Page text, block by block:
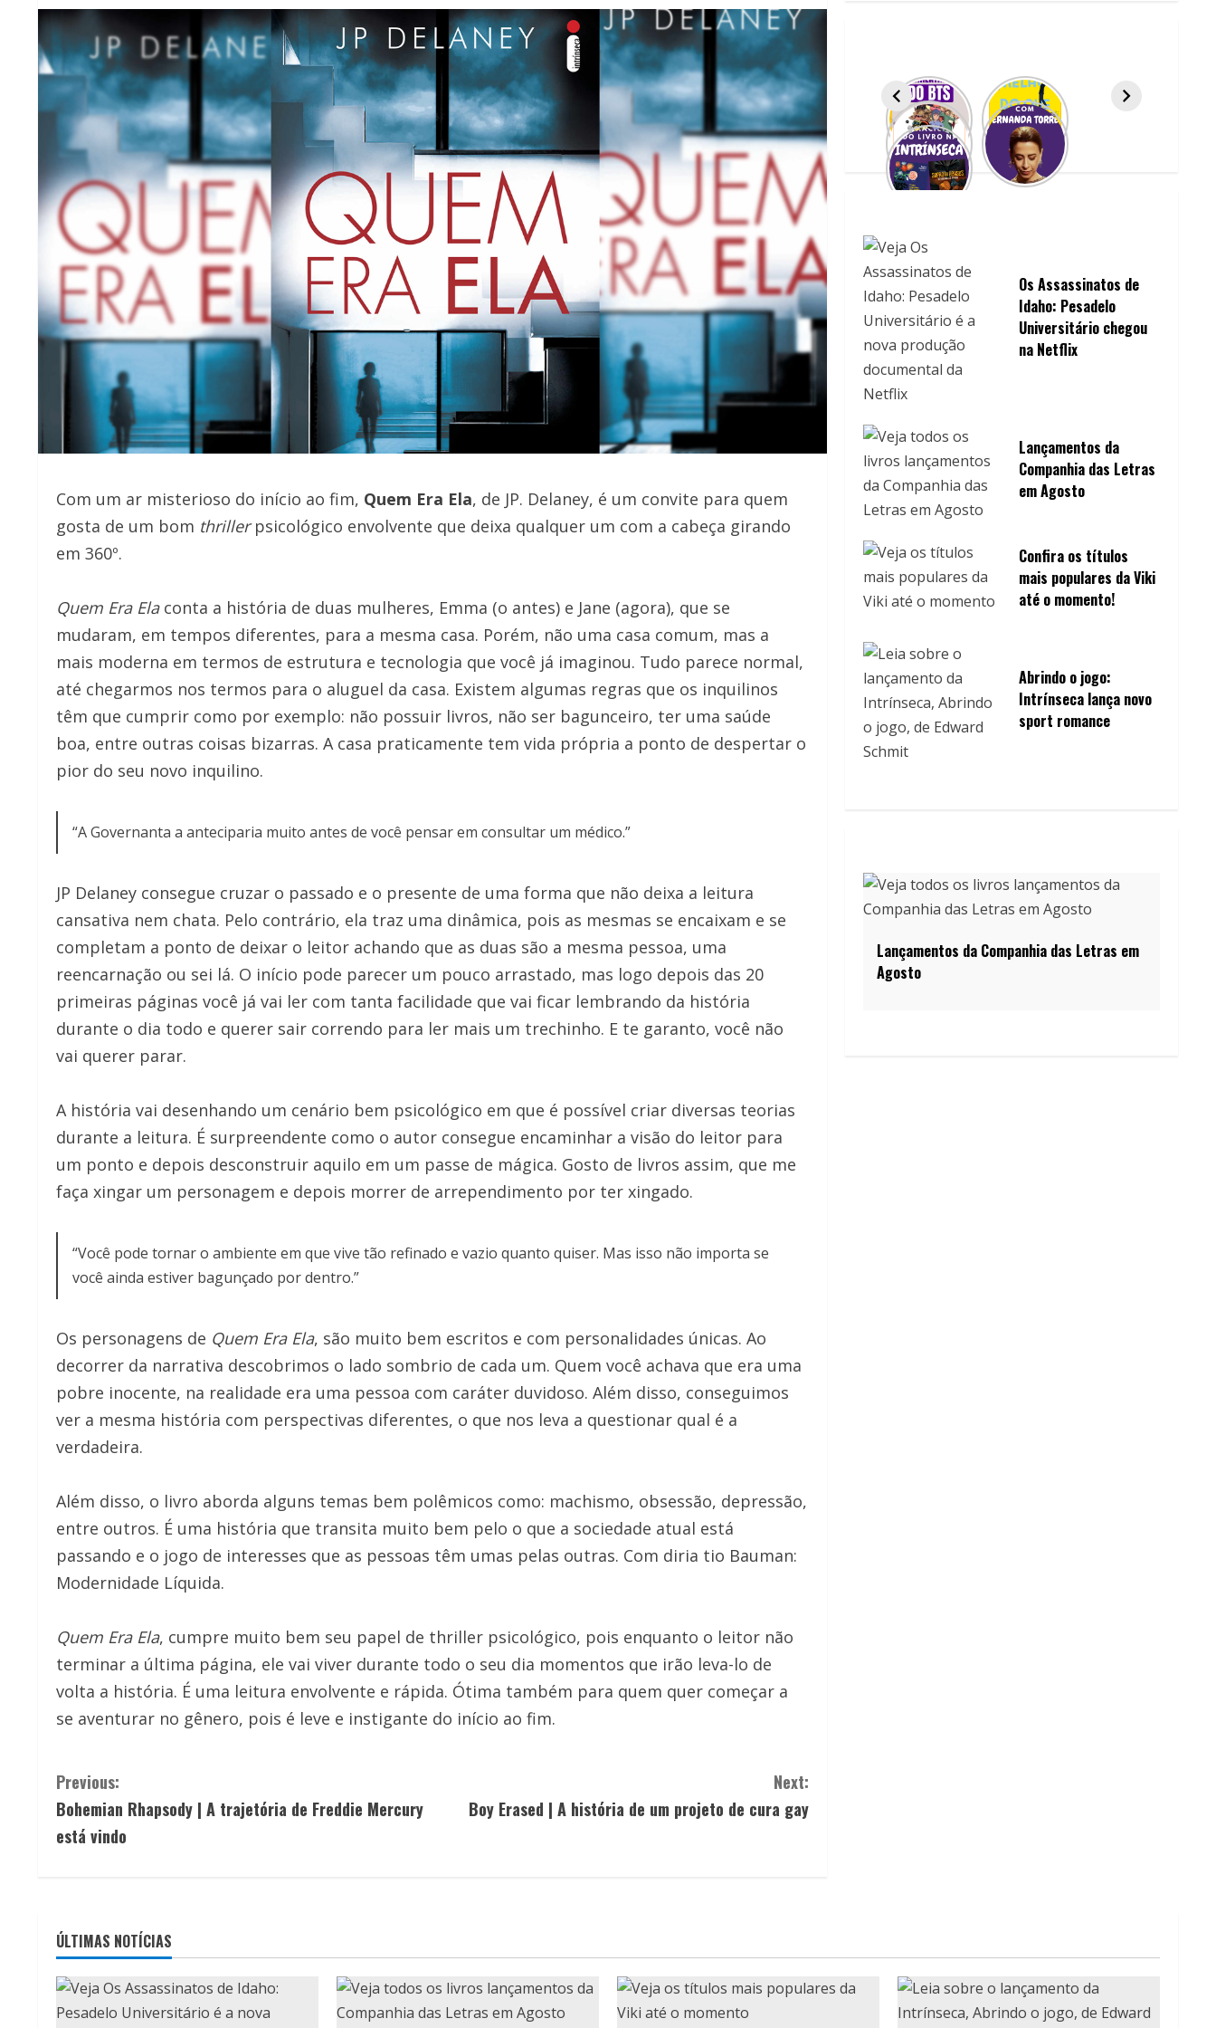
Com um ar misterioso do início ao fim, Quem Era Ela, de JP. Delaney, é um convite para quem
gosta de um bom thrillerpsicológico envolvente que deixa qualquer um com a cabeça girando
em 360º.
Quem Era Elaconta a história de duas mulheres, Emma (o antes) e Jane (agora), que se
mudaram, em tempos diferentes, para a mesma casa. Porém, não uma casa comum, mas a
mais moderna em termos de estrutura e tecnologia que você já imaginou. Tudo parece normal,
até chegarmos nos termos para o aluguel da casa. Existem algumas regras que os inquilinos
têm que cumprir como por exemplo: não possuir livros, não ser bagunceiro, ter uma saúde
boa, entre outras coisas bizarras. A casa praticamente tem vida própria a ponto de despertar o
pior do seu novo inquilino.
“A Governanta a anteciparia muito antes de você pensar em consultar um médico.”
JP Delaney consegue cruzar o passado e o presente de uma forma que não deixa a leitura
cansativa nem chata. Pelo contrário, ela traz uma dinâmica, pois as mesmas se encaixam e se
completam a ponto de deixar o leitor achando que as duas são a mesma pessoa, uma
reencarnação ou sei lá. O início pode parecer um pouco arrastado, mas logo depois das 20
primeiras páginas você já vai ler com tanta facilidade que vai ficar lembrando da história
durante o dia todo e querer sair correndo para ler mais um trechinho. E te garanto, você não
vai querer parar.
A história vai desenhando um cenário bem psicológico em que é possível criar diversas teorias
durante a leitura. É surpreendente como o autor consegue encaminhar a visão do leitor para
um ponto e depois desconstruir aquilo em um passe de mágica. Gosto de livros assim, que me
faça xingar um personagem e depois morrer de arrependimento por ter xingado.
“Você pode tornar o ambiente em que vive tão refinado e vazio quanto quiser. Mas isso não importa se
você ainda estiver bagunçado por dentro.”
Os personagens de Quem Era Ela, são muito bem escritos e com personalidades únicas. Ao
decorrer da narrativa descobrimos o lado sombrio de cada um. Quem você achava que era uma
pobre inocente, na realidade era uma pessoa com caráter duvidoso. Além disso, conseguimos
ver a mesma história com perspectivas diferentes, o que nos leva a questionar qual é a
verdadeira.
Além disso, o livro aborda alguns temas bem polêmicos como: machismo, obsessão, depressão,
entre outros. É uma história que transita muito bem pelo o que a sociedade atual está
passando e o jogo de interesses que as pessoas têm umas pelas outras. Com diria tio Bauman:
Modernidade Líquida.
Quem Era Ela, cumpre muito bem seu papel de thriller psicológico, pois enquanto o leitor não
terminar a última página, ele vai viver durante todo o seu dia momentos que irão leva-lo de
volta a história. É uma leitura envolvente e rápida. Ótima também para quem quer começar a
se aventurar no gênero, pois é leve e instigante do início ao fim.
C
o
i
n
u
Previous:
Bohemian Rhapsody | A trajetória de Freddie Mercury
está vindo
Next:
Boy Erased | A história de um projeto de cura gay
Os Assassinatos de
Idaho: Pesadelo
Universitário chegou
na Netflix
Lançamentos da
Companhia das Letras
em Agosto
Confira os títulos
mais populares da Viki
até o momento!
Abrindo o jogo:
Intrínseca lança novo
sport romance
Lançamentos da Companhia das Letras em
Agosto
ÚLTIMAS NOTÍCIAS